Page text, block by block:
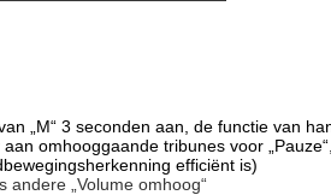
„M“ 3 seconden aan, de functie van
omhooggaande tribunes voor
efficiënt is)
andere „Volume omhoog“